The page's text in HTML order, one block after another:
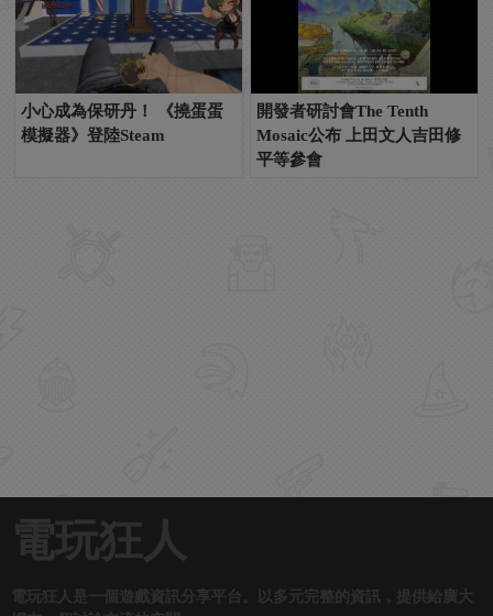
小心成為保研丹！ 《撓蛋蛋
模擬器》登陸Steam
開發者研討會The Tenth
Mosaic公布 上田文人吉田修
平等參會
電玩狂人
電玩狂人是一個遊戲資訊分享平台。以多元完整的資訊，提供給廣大